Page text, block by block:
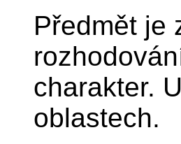
Předmět je
charakter.
oblastech.